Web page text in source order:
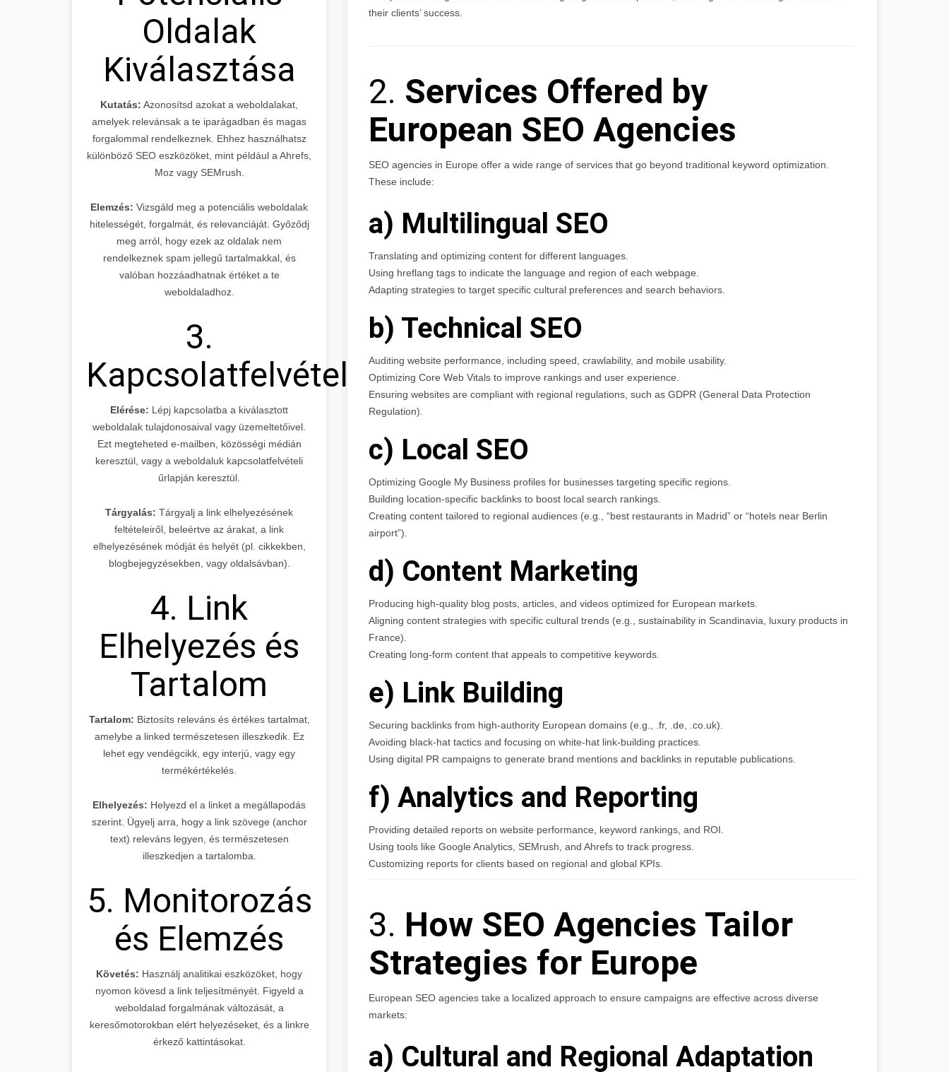
Oldalak
Kiválasztása
Kutatás: Azonosítsd azokat a weboldalakat,
amelyek relevánsak a te iparágadban és magas
forgalommal rendelkeznek. Ehhez használhatsz
különböző SEO eszközöket, mint például a Ahrefs,
Moz vagy SEMrush.
Elemzés: Vizsgáld meg a potenciális weboldalak
hitelességét, forgalmát, és relevanciáját. Győződj
meg arról, hogy ezek az oldalak nem
rendelkeznek spam jellegű tartalmakkal, és
valóban hozzáadhatnak értéket a te
weboldaladhoz.
3.
Kapcsolatfelvétel
Elérése: Lépj kapcsolatba a kiválasztott
weboldalak tulajdonosaival vagy üzemeltetőivel.
Ezt megteheted e-mailben, közösségi médián
keresztül, vagy a weboldaluk kapcsolatfelvételi
űrlapján keresztül.
Tárgyalás: Tárgyalj a link elhelyezésének
feltételeiről, beleértve az árakat, a link
elhelyezésének módját és helyét (pl. cikkekben,
blogbejegyzésekben, vagy oldalsávban).
4. Link
Elhelyezés és
Tartalom
Tartalom: Biztosíts releváns és értékes tartalmat,
amelybe a linked természetesen illeszkedik. Ez
lehet egy vendégcikk, egy interjú, vagy egy
termékértékelés.
Elhelyezés: Helyezd el a linket a megállapodás
szerint. Ügyelj arra, hogy a link szövege (anchor
text) releváns legyen, és természetesen
illeszkedjen a tartalomba.
5. Monitorozás
és Elemzés
Követés: Használj analitikai eszközöket, hogy
nyomon kövesd a link teljesítményét. Figyeld a
weboldalad forgalmának változását, a
keresőmotorokban elért helyezéseket, és a linkre
érkező kattintásokat.
their clients’ success.
2. Services Offered by
European SEO Agencies
SEO agencies in Europe offer a wide range of services that go beyond traditional keyword optimization.
These include:
a) Multilingual SEO
Translating and optimizing content for different languages.
Using hreflang tags to indicate the language and region of each webpage.
Adapting strategies to target specific cultural preferences and search behaviors.
b) Technical SEO
Auditing website performance, including speed, crawlability, and mobile usability.
Optimizing Core Web Vitals to improve rankings and user experience.
Ensuring websites are compliant with regional regulations, such as GDPR (General Data Protection
Regulation).
c) Local SEO
Optimizing Google My Business profiles for businesses targeting specific regions.
Building location-specific backlinks to boost local search rankings.
Creating content tailored to regional audiences (e.g., “best restaurants in Madrid” or “hotels near Berlin
airport”).
d) Content Marketing
Producing high-quality blog posts, articles, and videos optimized for European markets.
Aligning content strategies with specific cultural trends (e.g., sustainability in Scandinavia, luxury products in
France).
Creating long-form content that appeals to competitive keywords.
e) Link Building
Securing backlinks from high-authority European domains (e.g., .fr, .de, .co.uk).
Avoiding black-hat tactics and focusing on white-hat link-building practices.
Using digital PR campaigns to generate brand mentions and backlinks in reputable publications.
f) Analytics and Reporting
Providing detailed reports on website performance, keyword rankings, and ROI.
Using tools like Google Analytics, SEMrush, and Ahrefs to track progress.
Customizing reports for clients based on regional and global KPIs.
3. How SEO Agencies Tailor
Strategies for Europe
European SEO agencies take a localized approach to ensure campaigns are effective across diverse
markets:
a) Cultural and Regional Adaptation